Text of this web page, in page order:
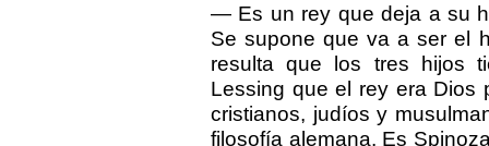
— Es un rey que deja a su
Se supone que va a ser el
resulta que los tres hijos
Lessing que el rey era Dios
cristianos, judíos y
filosofía alemana. Es